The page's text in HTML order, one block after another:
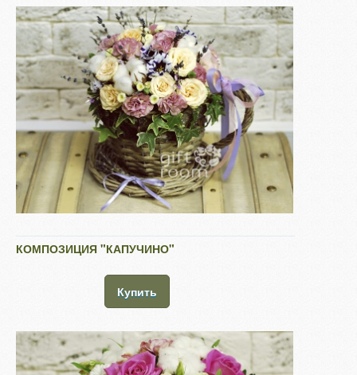
КОМПОЗИЦИЯ "КАПУЧИНО"
Купить